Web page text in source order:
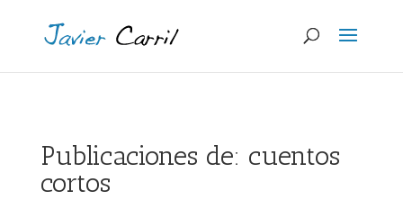
Publicaciones de: cuentos
cortos